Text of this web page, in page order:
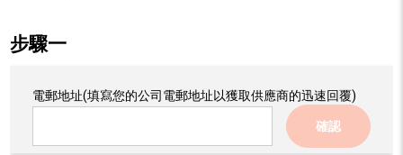
步驟一
電郵地址(填寫您的公司電郵地址以獲取供應商的迅速回覆)
確認